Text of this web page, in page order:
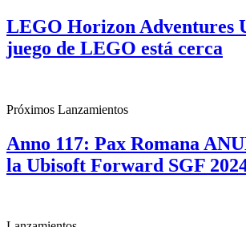
LEGO Horizon Adventures
juego de LEGO está cerca
Próximos Lanzamientos
Anno 117: Pax Romana
la Ubisoft Forward SGF